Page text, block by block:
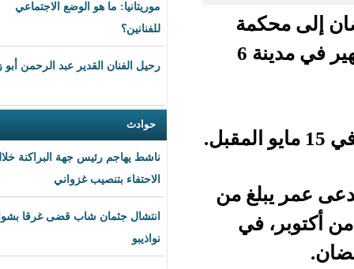
موريتانيا: ما هو الوضع الاجتماعي
للفنانين؟
رحيل الفنان القدير عبد الرحمن أبو زهرة
ناشط يهاجم رئيس جهة البراكنة خلال
الاحتفاء بتنصيب غزواني
انتشال جثمان شاب قضى غرقا بشواطئ
نواذيبو
الطفل بتهمة الاعتداء على طفل بالضرب داخل نادٍ شهير في مدينة 6
من
في